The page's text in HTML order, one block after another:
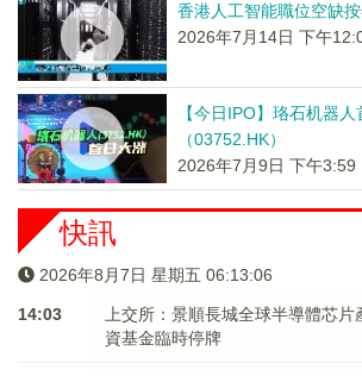
香港人工智能職位空缺
2026年7月14日 下午
【今日IPO】珞石机器
（03752.HK）
2026年7月9日 下午3:59
快訊
2026年8月7日 星期五 06:13:06
14:03
上交所：景順長城全球半導體芯
資基金臨時停牌